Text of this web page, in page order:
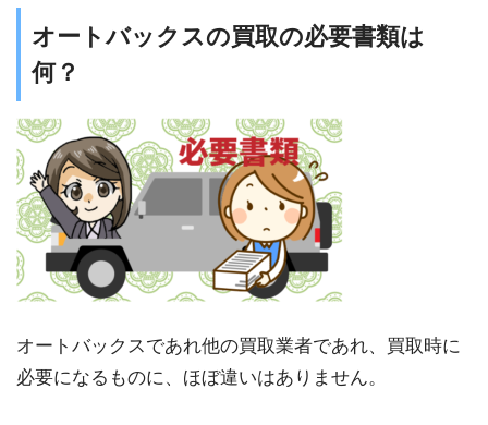
オートバックスの買取の必要書類は
何？
オートバックスであれ他の買取業者であれ、買取時に
必要になるものに、ほぼ違いはありません。